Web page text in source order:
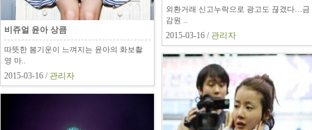
비쥬얼 윤아 상큼
따뜻한 봄기운이 느껴지는 윤아의 화보촬
영 마..
2015-03-16 / 관리자
외환거래 신고누락으로 광고도 끊겼다…금
감원 ..
2015-03-16 / 관리자